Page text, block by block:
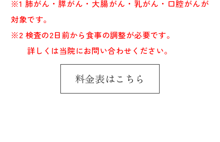
※1 肺がん・膵がん・大腸がん・乳がん・口腔がんが
対象です。
※2 検査の2日前から食事の調整が必要です。
詳しくは当院にお問い合わせください。
料金表はこちら